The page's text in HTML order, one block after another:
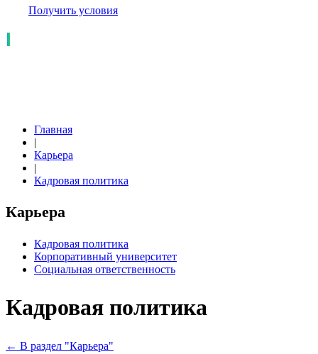
Получить условия
Главная
|
Карьера
|
Кадровая политика
Карьера
Кадровая политика
Корпоративный университет
Социальная ответственность
Кадровая политика
← В раздел "Карьера"